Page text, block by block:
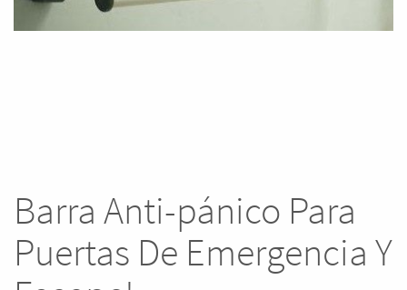
Barra Anti-pánico Para
Puertas De Emergencia Y